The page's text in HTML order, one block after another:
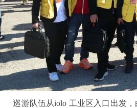
巡游队伍从iolo 工业区入口出发，